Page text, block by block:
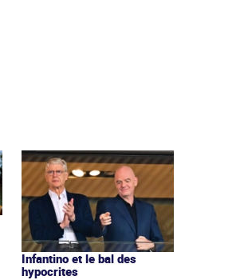
Infantino et le bal des
hypocrites